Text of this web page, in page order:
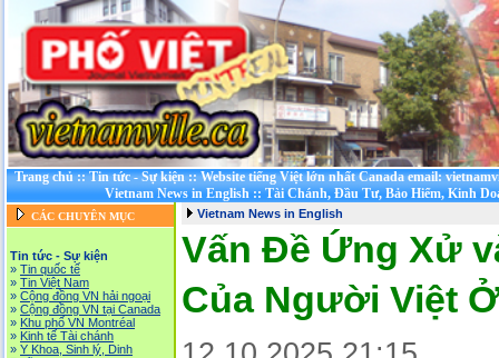
Trang chủ::Tin tức - Sự kiện::Website tiếng Việt lớn nhất Canada email:
Vietnam News in English::Tài Chánh, Đầu Tư, Bảo Hiểm, Kinh
CÁC CHUYÊN MỤC
Tin tức - Sự kiện
» Tin quốc tế
» Tin Việt Nam
» Cộng đồng VN hải ngoại
» Cộng đồng VN tại Canada
» Khu phố VN Montréal
» Kinh tế Tài chánh
» Y Khoa, Sinh lý, Dinh
Vietnam News in English
Vấn Đề Ứng Xử
Của Người Việt